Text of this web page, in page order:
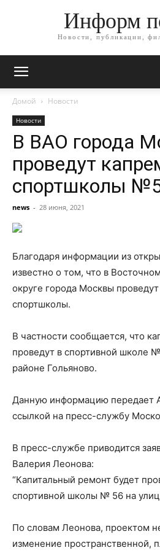
Информ
Новости, публикации,
Домой Новости
Новости
В ВАО города
проведут
спортшколы
news - 28 июня, 2021
Благодаря информации из
известно о том, что в
округе города Москвы
спортшколы.
В частности сообщается, что
проведут в спортивной школе
районе Гольяново.
Данную информацию передает
ссылкой на пресс-службу
В пресс-службе приводится
Валерия Леонова:
“Капитальный ремонт будет
спортивной школы № 56 на
По словам Леонова, проектом
изменение пространственной,